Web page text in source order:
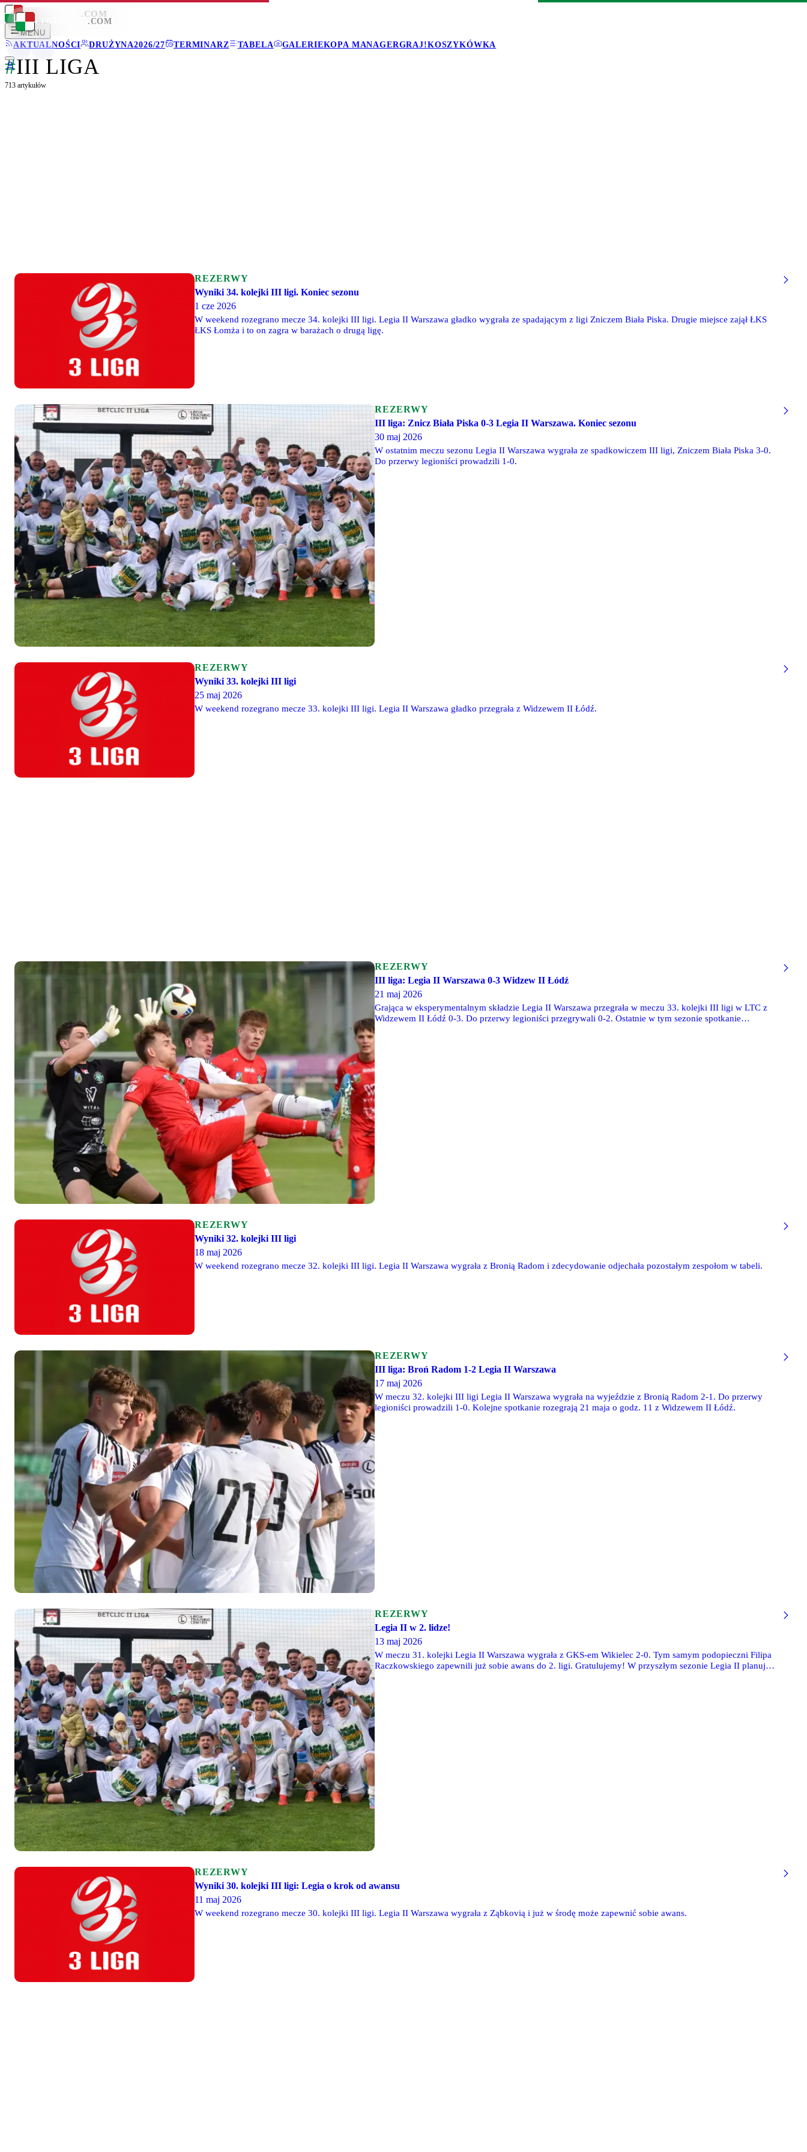
LEGIONISCI .COM
MENU
AKTUALNOŚCI
DRUŻYNA2026/27 TERMINARZ TABELA GALERIEKOPA MANAGERGRAJ!KOSZYKÓWKA
LEGIONISCI .COM
#III LIGA
713 artykułów
REZERWY
Wyniki 34. kolejki III ligi. Koniec sezonu
1 cze 2026
W weekend rozegrano mecze 34. kolejki III ligi. Legia II Warszawa gładko wygrała ze spadającym z ligi Zniczem Biała Piska. Drugie miejsce zajął ŁKS
ŁKS Łomża i to on zagra w barażach o drugą ligę.
REZERWY
III liga: Znicz Biała Piska 0-3 Legia II Warszawa. Koniec sezonu
30 maj 2026
W ostatnim meczu sezonu Legia II Warszawa wygrała ze spadkowiczem III ligi, Zniczem Biała Piska 3-0.
Do przerwy legioniści prowadzili 1-0.
REZERWY
Wyniki 33. kolejki III ligi
25 maj 2026
W weekend rozegrano mecze 33. kolejki III ligi. Legia II Warszawa gładko przegrała z Widzewem II Łódź.
REZERWY
III liga: Legia II Warszawa 0-3 Widzew II Łódź
21 maj 2026
Grająca w eksperymentalnym składzie Legia II Warszawa przegrała w meczu 33. kolejki III ligi w LTC z
Widzewem II Łódź 0-3. Do przerwy legioniści przegrywali 0-2. Ostatnie w tym sezonie spotkanie
REZERWY
Wyniki 32. kolejki III ligi
18 maj 2026
W weekend rozegrano mecze 32. kolejki III ligi. Legia II Warszawa wygrała z Bronią Radom i zdecydowanie odjechała pozostałym zespołom w tabeli.
REZERWY
III liga: Broń Radom 1-2 Legia II Warszawa
17 maj 2026
W meczu 32. kolejki III ligi Legia II Warszawa wygrała na wyjeździe z Bronią Radom 2-1. Do przerwy
legioniści prowadzili 1-0. Kolejne spotkanie rozegrają 21 maja o godz. 11 z Widzewem II Łódź.
REZERWY
Legia II w 2. lidze!
13 maj 2026
W meczu 31. kolejki Legia II Warszawa wygrała z GKS-em Wikielec 2-0. Tym samym podopieczni Filipa
Raczkowskiego zapewnili już sobie awans do 2. ligi. Gratulujemy! W przyszłym sezonie Legia II planuje
REZERWY
Wyniki 30. kolejki III ligi: Legia o krok od awansu
11 maj 2026
W weekend rozegrano mecze 30. kolejki III ligi. Legia II Warszawa wygrała z Ząbkovią i już w środę może zapewnić sobie awans.